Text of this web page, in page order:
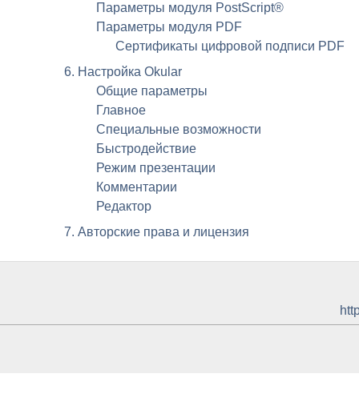
Параметры модуля PostScript®
Параметры модуля PDF
Сертификаты цифровой подписи PDF
6. Настройка Okular
Общие параметры
Главное
Специальные возможности
Быстродействие
Режим презентации
Комментарии
Редактор
7. Авторские права и лицензия